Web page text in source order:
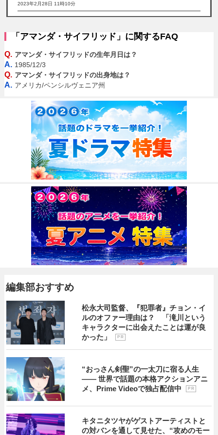
2023年2月28日 11時10分
「アマンダ・サイフリッド」に関するFAQ
Q. アマンダ・サイフリッドの生年月日は？
A. 1985/12/3
Q. アマンダ・サイフリッドの出身地は？
A. アメリカ/ペンシルヴェニア州
編集部おすすめ
松永大司監督、『犯罪者』チョン・イ
ルのオファー理由は？ 「滝川という
キャラクターに出会えたことは運が良
かった」
P R
“おっさん剣聖”の一太刀に宿る人生
―― 世界で話題の本格アクションアニ
メ、Prime Videoで独占配信中
P R
キタニタツヤがゲストアーティストと
の対バンを通して見せた、“攻めのモー